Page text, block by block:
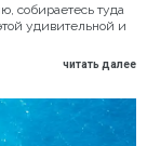
собираетесь туда
удивительной и
читать далее